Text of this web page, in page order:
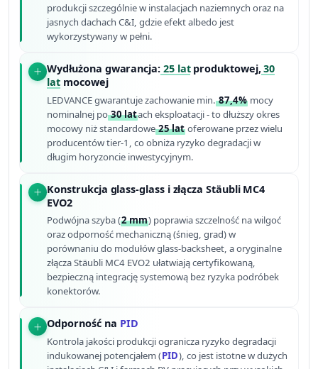
produkcji szczególnie w instalacjach naziemnych oraz na
jasnych dachach C&I, gdzie efekt albedo jest
wykorzystywany w pełni.
Wydłużona gwarancja:25 latproduktowej,30
lat mocowej
LEDVANCE gwarantuje zachowanie min.87,4% mocy
nominalnej po30 latach eksploatacji - to dłuższy okres
mocowy niż standardowe25 lat oferowane przez wielu
producentów tier-1, co obniża ryzyko degradacji w
długim horyzoncie inwestycyjnym.
Konstrukcja glass-glass i złącza Stäubli MC4
EVO2
Podwójna szyba (2 mm) poprawia szczelność na wilgoć
oraz odporność mechaniczną (śnieg, grad) w
porównaniu do modułów glass-backsheet, a oryginalne
złącza Stäubli MC4 EVO2 ułatwiają certyfikowaną,
bezpieczną integrację systemową bez ryzyka podróbek
konektorów.
Odporność na PID
Kontrola jakości produkcji ogranicza ryzyko degradacji
indukowanej potencjałem (PID), co jest istotne w dużych